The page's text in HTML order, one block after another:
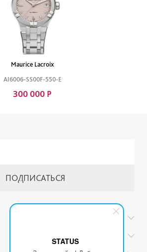
STATUS
Maurice Lacroix
AI6006-SS00F-550-E
300 000 Р